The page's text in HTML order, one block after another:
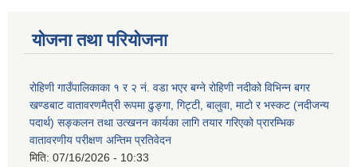
योजना तथा परियोजना
रोहिणी गाउँपालिकाका १ र २ नं. वडा भएर बग्ने रोहिणी नदीको विभिन्न बगर
खण्डबाट वातावरणमैत्री रूपमा ढुङ्गा, गिट्टी, बालुवा, माटो र भस्कट (नदीजन्य
पदार्थ) सङ्कलन तथा उत्खनन कार्यका लागि तयार गरिएको प्रारम्भिक
वातावरणीय परीक्षण अन्तिम प्रतिवेदन
मिति: 07/16/2026 - 10:33